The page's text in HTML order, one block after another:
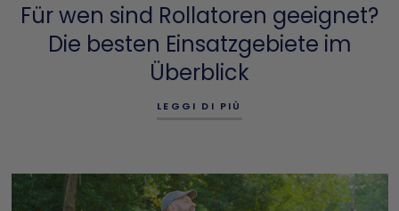
Für wen sind Rollatoren geeignet?
Die besten Einsatzgebiete im
Überblick
LEGGI DI PIÙ